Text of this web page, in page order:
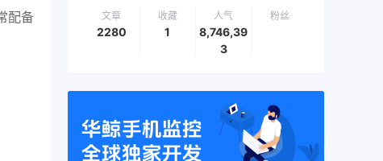
配备
文章
2280
收藏
1
人气
8,746,39
3
粉丝